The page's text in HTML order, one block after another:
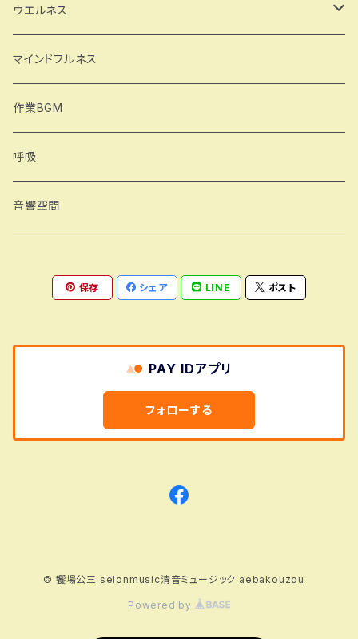
森の中で深呼吸
自然音 鳥 小川 雨 森
月の波動
ウエルネス
ヨガ
気を集める
シャバ―サナ
合掌行気
マインドフルネス
作業BGM
呼吸
音響空間
保存 シェア LINE ポスト
PAY IDアプリ
フォローする
© 饗場公三 seionmusic清音ミュージック aebakouzou
Powered by